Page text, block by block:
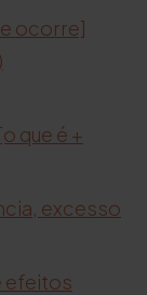
ocorre]
que é +
excesso
efeitos